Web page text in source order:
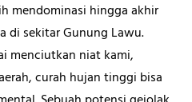
mendominasi hingga akhir
di sekitar Gunung Lawu.
menciutkan niat kami,
curah hujan tinggi bisa